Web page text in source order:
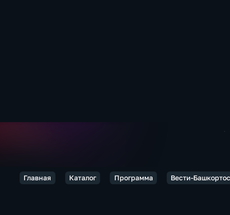
Главная Каталог Программа Вести-